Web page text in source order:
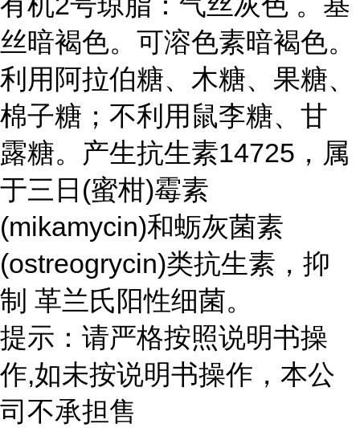
丝暗褐色。可溶色素暗褐色。
利用阿拉伯糖、木糖、果糖、
棉子糖；不利用鼠李糖、甘
露糖。产生抗生素14725，属
于三日(蜜柑)霉素
(mikamycin)和蛎灰菌素
(ostreogrycin)类抗生素，抑
制 革兰氏阳性细菌。
提示：请严格按照说明书操
作,如未按说明书操作，本公
司不承担售